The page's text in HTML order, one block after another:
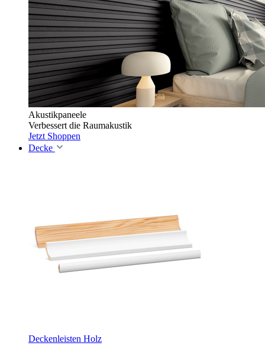
Akustikpaneele
Verbessert die Raumakustik
Jetzt Shoppen
Decke
Deckenleisten Holz